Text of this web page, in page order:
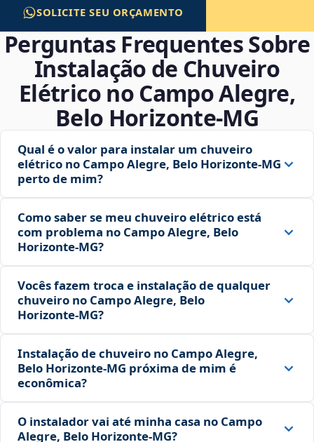
SOLICITE SEU ORÇAMENTO
Perguntas Frequentes Sobre
Instalação de Chuveiro
Elétrico no Campo Alegre,
Belo Horizonte‑MG
Qual é o valor para instalar um chuveiro
elétrico no Campo Alegre, Belo Horizonte‑MG
perto de mim?
Como saber se meu chuveiro elétrico está
com problema no Campo Alegre, Belo
Horizonte‑MG?
Vocês fazem troca e instalação de qualquer
chuveiro no Campo Alegre, Belo
Horizonte‑MG?
Instalação de chuveiro no Campo Alegre,
Belo Horizonte‑MG próxima de mim é
econômica?
O instalador vai até minha casa no Campo
Alegre, Belo Horizonte‑MG?